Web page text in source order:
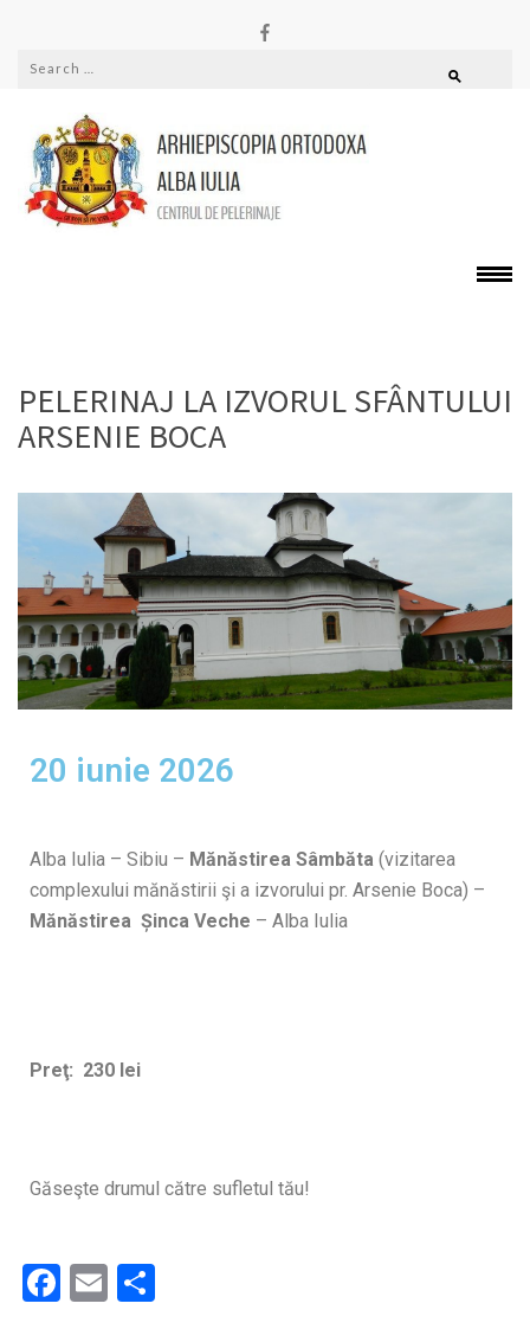
PELERINAJ LA IZVORUL SFÂNTULUI
ARSENIE BOCA
20 iunie 2026
Alba Iulia – Sibiu – Mănăstirea Sâmbăta (vizitarea
complexului mănăstirii şi a izvorului pr. Arsenie Boca) –
Mănăstirea Șinca Veche – Alba Iulia
Preţ: 230 lei
Găseşte drumul către sufletul tău!
Facebook
Email